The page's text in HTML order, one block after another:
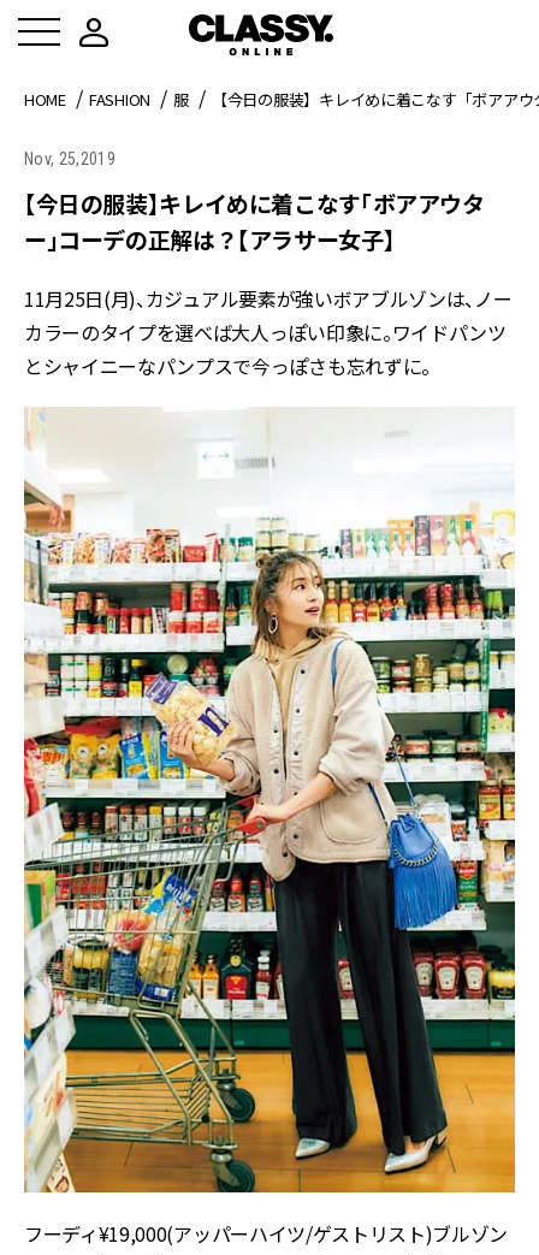
HOME FASHION 服 【今日の服装】キレイめに着こなす「ボアア
Nov, 25,2019
【今日の服装】キレイめに着こなす「ボアアウタ
ー」コーデの正解は？【アラサー女子】
11月25日(月)、カジュアル要素が強いボアブルゾンは、ノー
カラーのタイプを選べば大人っぽい印象に。ワイドパンツ
とシャイニーなパンプスで今っぽさも忘れずに。
フーディ¥19,000(アッパーハイツ/ゲストリスト)ブルゾン